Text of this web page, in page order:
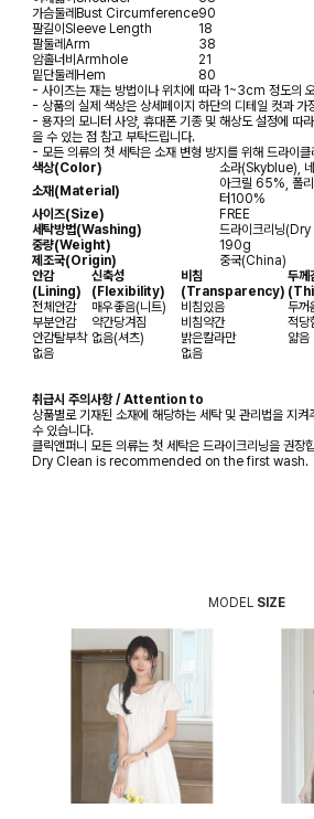
가슴둘레Bust Circumference90
팔길이Sleeve Length
18
팔둘레Arm
38
암홀너비Armhole
21
밑단둘레Hem
80
- 사이즈는 재는 방법이나 위치에 따라 1~3cm 정도의
- 상품의 실제 색상은 상세페이지 하단의 디테일 컷과 가
- 용자의 모니터 사양, 휴대폰 기종 및 해상도 설정에 따
을 수 있는 점 참고 부탁드립니다.
- 모든 의류의 첫 세탁은 소재 변형 방지를 위해 드라이
색상(Color)
소라(Skyblue),
소재(Material)
아크릴 65%, 폴
터100%
사이즈(Size)
FREE
세탁방법(Washing)
드라이크리닝
중량(Weight)
190g
제조국(Origin)
중국(China)
안감
(Lining)
신축성
(Flexibility)
비침
(Transparency)
두께
전체안감
매우좋음(니트) 비침있음 두꺼
부분안감
약간당겨짐 비침약간 적당
안감탈부착 없음(셔츠) 밝은칼라만 얇음
없음
없음
취급시 주의사항 / Attention to
상품별로 기재된 소재에 해당하는 세탁 및 관리법을 지켜
수 있습니다.
클릭앤퍼니 모든 의류는 첫 세탁은 드라이크리닝을 권장
Dry Clean is recommended on the first wash.
MODEL SIZE